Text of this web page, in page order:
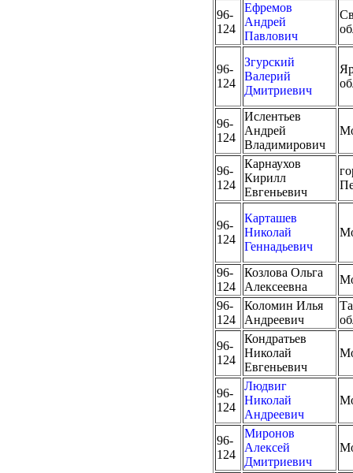
96-
124
Ефремов
Андрей
Павлович
96-
124
Згурский
Валерий
Дмитриевич
96-
124
Ислентьев
Андрей
Владимирович
96-
124
Карнаухов
Кирилл
Евгеньевич
96-
124
Карташев
Николай
Геннадьевич
96-
124
Козлова Ольга
Алексеевна
96-
124
Коломин Илья
Андреевич
96-
124
Кондратьев
Николай
Евгеньевич
96-
124
Людвиг
Николай
Андреевич
96-
124
Миронов
Алексей
Дмитриевич